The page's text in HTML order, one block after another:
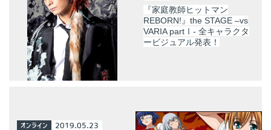
『家庭教師ヒットマン
REBORN!』the STAGE –vs
VARIA partⅠ- 全キャラクタ
ービジュアル発表！
オンライン 2019.05.23